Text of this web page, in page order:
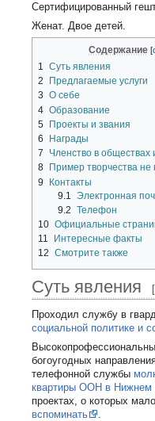
Сертифицированный
Женат. Двое детей.
Содержание
1 Суть явления
2
Предлагаемые услуги
3 О себе
4 Образование
5 Проекты и звания
6
Награды
7
Членство в обществах
8
Пример творчества
9
Контакты
9.1
Электронная
9.2 Телефон
10 Официальные
11
Интересные факты
12 Смотрите также
Суть явления [
Проходил службу в
социальной политике и
богоугодных
телефонной службы
квартиры ООН в Нижнем
проектах, о которых
вспоминать